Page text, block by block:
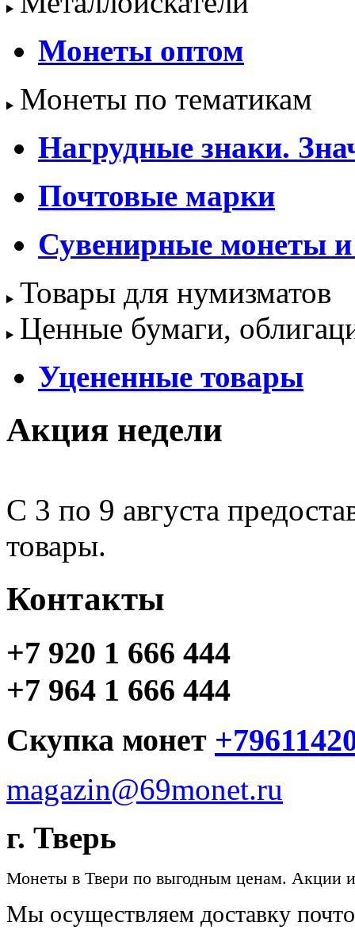
Монеты оптом
Монеты по тематикам
Нагрудные знаки.
Почтовые марки
Сувенирные монеты
Товары для нумизматов
Ценные бумаги,
Уцененные товары
Акция недели
С 3 по 9 августа
товары.
Контакты
+7 920 1 666 444
+7 964 1 666 444
Скупка монет
magazin@69monet.ru
г. Тверь
Монеты в Твери по выгодным ценам. Акции
Мы осуществляем доставку